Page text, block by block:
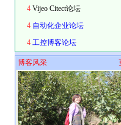
4 Vijeo Citect论坛
4 自动化企业论坛
4 工控博客论坛
博客风采